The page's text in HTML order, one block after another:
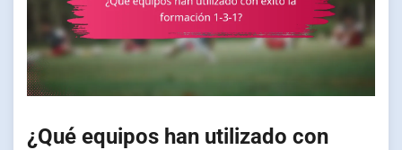
¿Qué equipos han utilizado con